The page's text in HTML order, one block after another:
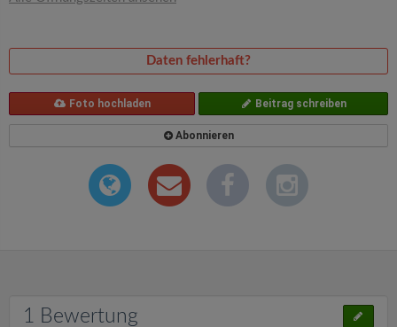
Daten fehlerhaft?
Foto hochladen Beitrag schreiben
Abonnieren
1 Bewertung
o